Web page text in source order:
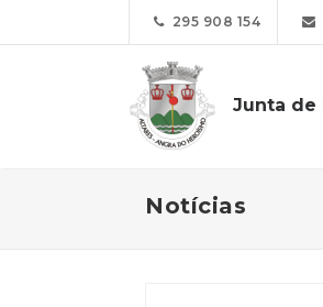
295 908 154
Junta de
Notícias